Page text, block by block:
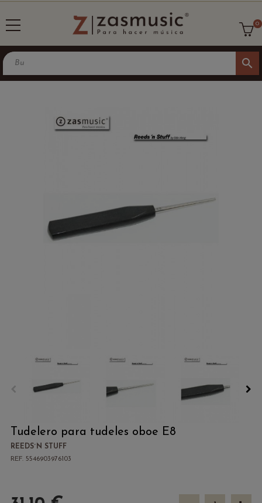
search
0
Tudelero para tudeles oboe E8
REEDS´N STUFF
REF. 5546903976103